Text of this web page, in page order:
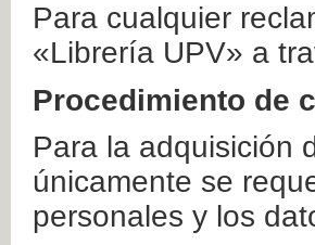
Para cualquier
«Librería UPV» a
Procedimiento de
Para la adquisición
únicamente se
personales y los